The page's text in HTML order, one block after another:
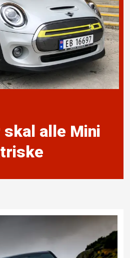
skal alle Mini